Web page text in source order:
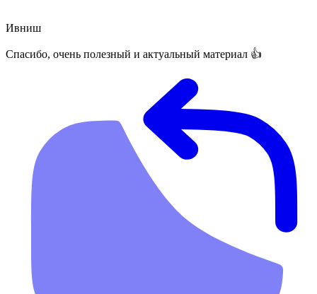
Ивниш
Спасибо, очень полезный и актуальный материал 👍